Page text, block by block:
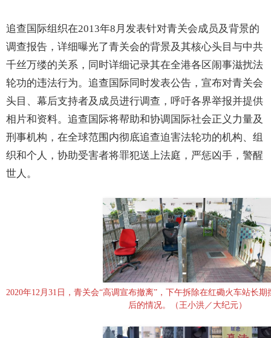
追查国际组织在2013年8月发表针对青关会成员及背景的
调查报告，详细曝光了青关会的背景及其核心头目与中共
千丝万缕的关系，同时详细记录其在全港各区闹事滋扰法
轮功的违法行为。追查国际同时发表公告，宣布对青关会
头目、幕后支持者及成员进行调查，呼吁各界举报并提供
相片和资料。追查国际将帮助和协调国际社会正义力量及
刑事机构，在全球范围内彻底追查迫害法轮功的机构、组
织和个人，协助受害者将罪犯送上法庭，严惩凶手，警醒
世人。
2020年12月31日，青关会“高调宣布撤离”，下午拆除在红磡火车站长
后的情况。（王小洪／大纪元）